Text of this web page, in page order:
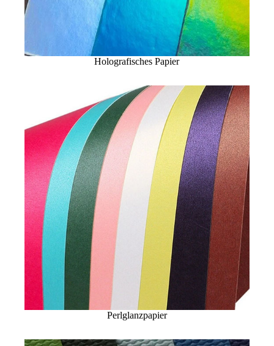
Holografisches Papier
Perlglanzpapier